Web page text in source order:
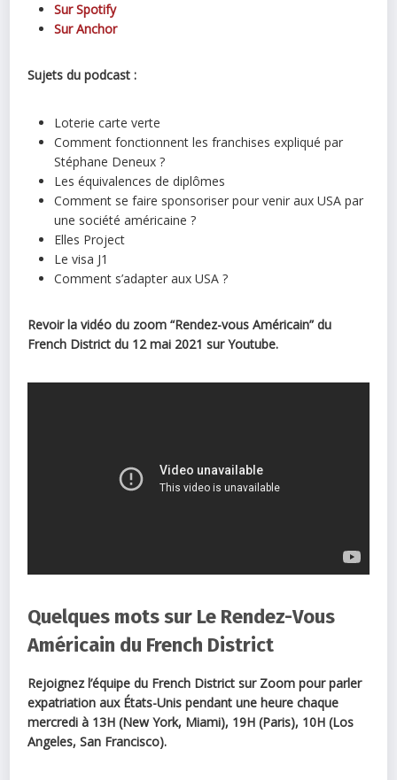
Sur Spotify
Sur Anchor
Sujets du podcast :
Loterie carte verte
Comment fonctionnent les franchises expliqué par
Stéphane Deneux ?
Les équivalences de diplômes
Comment se faire sponsoriser pour venir aux USA par
une société américaine ?
Elles Project
Le visa J1
Comment s’adapter aux USA ?
Revoir la vidéo du zoom “Rendez-vous Américain” du
French District du 12 mai 2021 sur Youtube.
Quelques mots sur Le Rendez-Vous
Américain du French District
Rejoignez l’équipe du French District sur Zoom pour parler
expatriation aux États-Unis pendant une heure chaque
mercredi à 13H (New York, Miami), 19H (Paris), 10H (Los
Angeles, San Francisco).